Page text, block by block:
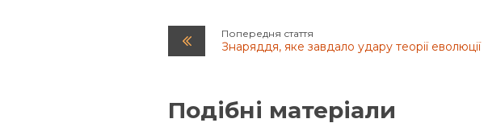
Попередня стаття
Знаряддя, яке завдало удару теорії еволюції
Подібні матеріали